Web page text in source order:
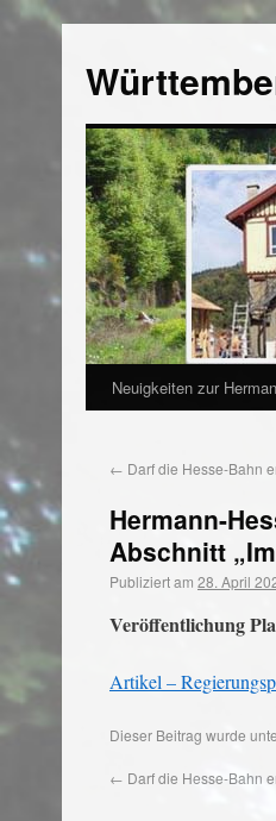
Neuigkeiten zur
← Darf die Hesse-Bahn
Hermann-
Abschnitt
Publiziert am 28. April
Veröffentlichung
Artikel –
Dieser Beitrag wurde
← Darf die Hesse-Bahn